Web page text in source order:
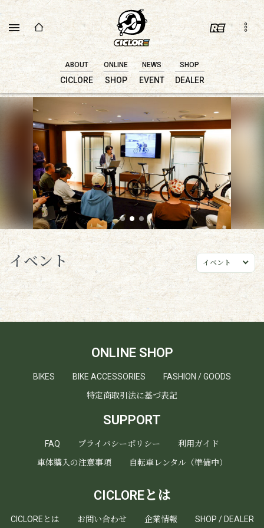
ABOUT
CICLORE
ONLINE
SHOP
NEWS
EVENT
SHOP
DEALER
イベント イベント
ONLINE SHOP
BIKES BIKE ACCESSORIES
FASHION / GOODS
特定商取引法に基づ表記
SUPPORT
FAQ プライバシーポリシー
利用ガイド
車体購入の注意事項
自転車レンタル（準備中）
CICLOREとは
CICLOREとは お問い合わせ 企業情報 SHOP / DEALER